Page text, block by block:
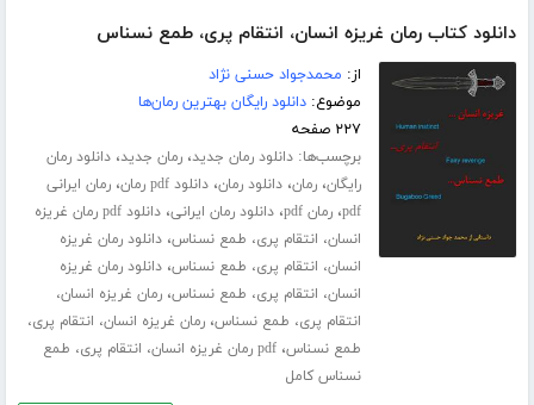
دانلود کتاب رمان غریزه انسان، انتقام پری، طمع نسناس
از: محمدجواد حسنی نژاد
موضوع:دانلود رایگان بهترین رمان‌ها
۲۲۷ صفحه
برچسب‌ها:دانلود رمان جدید،رمان جدید،دانلود رمان
رایگان،رمان،دانلود رمان،دانلود pdf رمان ،رمان ایرانی
pdf،رمان pdf ،دانلود رمان ایرانی،
دانلود pdf رمان غریزه
انسان، انتقام پری، طمع نسناس،دانلود رمان غریزه
انسان، انتقام پری، طمع نسناس،دانلود رمان غریزه
انسان، انتقام پری، طمع نسناس،رمان غریزه انسان،
انتقام پری، طمع نسناس،رمان غریزه انسان، انتقام پری،
طمع نسناس،
pdf رمان غریزه انسان، انتقام پری، طمع
نسناس کامل